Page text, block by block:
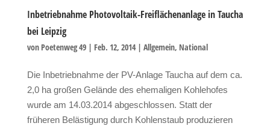
Inbetriebnahme Photovoltaik-Freiflächenanlage in Taucha
bei Leipzig
von Poetenweg 49| Feb. 12, 2014| Allgemein, National
Die Inbetriebnahme der PV-Anlage Taucha auf dem ca.
2,0 ha großen Gelände des ehemaligen Kohlehofes
wurde am 14.03.2014 abgeschlossen. Statt der
früheren Belästigung durch Kohlenstaub produzieren